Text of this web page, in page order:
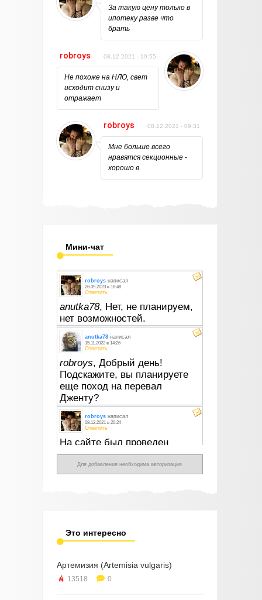
За такую цену только в
ипотеку разве что
брать
robroys 08.12.2021 - 19:55
Не похоже на НЛО, свет
исходит снизу и
отражает
robroys 08.12.2021 - 09:31
Мне больше всего
нравятся секционные -
хорошо в
Мини-чат
Для добавления необходима авторизация
Это интересно
Артемизия (Artemisia vulgaris)
13518 0